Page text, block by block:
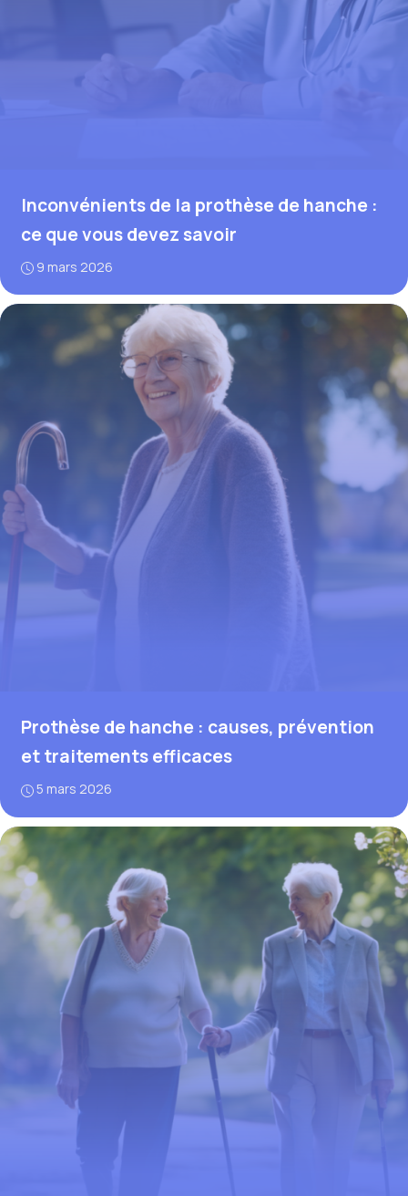
Inconvénients de la prothèse de hanche :
ce que vous devez savoir
9 mars 2026
Prothèse de hanche : causes, prévention
et traitements efficaces
5 mars 2026